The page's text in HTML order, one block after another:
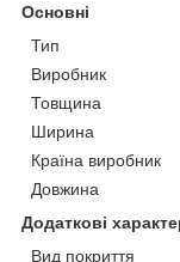
Основні
Тип
Виробник
Товщина
Ширина
Країна виробник
Довжина
Додаткові
Вид покриття